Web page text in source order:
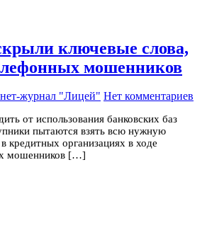
ключевые слова,
мошенников
журнал "Лицей" Нет комментариев
от использования банковских баз
пытаются взять всю нужную
кредитных организациях в ходе
мошенников […]